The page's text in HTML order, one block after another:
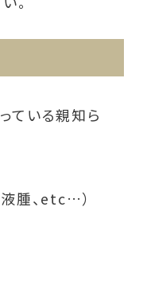
ている親知ら
腫、etc…）